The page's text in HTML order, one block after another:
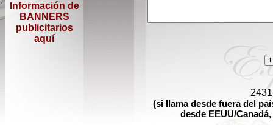
Información de
BANNERS
publicitarios
aquí
(si llama desde fuera del
desde EEUU/